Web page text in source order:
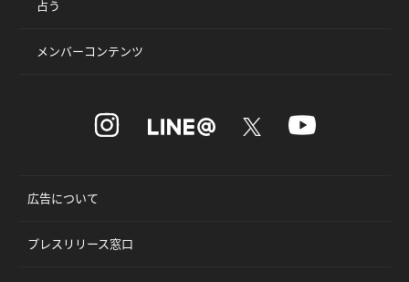
占う
メンバーコンテンツ
広告について
プレスリリース窓口